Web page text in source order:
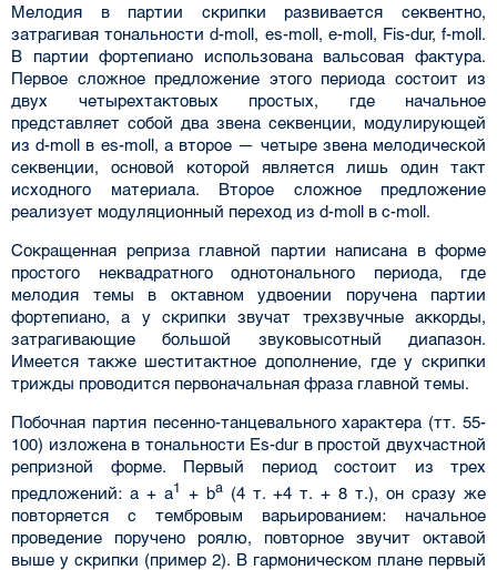
Мелодия в партии скрипки развивается секвентно,
затрагивая тональности d-moll, es-moll, e-moll, Fis-dur, f-moll.
В партии фортепиано использована вальсовая фактура.
Первое сложное предложение этого периода состоит из
двух четырехтактовых простых, где начальное
представляет собой два звена секвенции, модулирующей
из d-moll в es-moll, а второе — четыре звена мелодической
секвенции, основой которой является лишь один такт
исходного материала. Второе сложное предложение
реализует модуляционный переход из d-moll в c-moll.
Сокращенная реприза главной партии написана в форме
простого неквадратного однотонального периода, где
мелодия темы в октавном удвоении поручена партии
фортепиано, а у скрипки звучат трехзвучные аккорды,
затрагивающие большой звуковысотный диапазон.
Имеется также шеститактное дополнение, где у скрипки
трижды проводится первоначальная фраза главной темы.
Побочная партия песенно-танцевального характера (тт. 55-
100) изложена в тональности Es-dur в простой двухчастной
репризной форме. Первый период состоит из трех
предложений: a + a1 + ba(4 т. +4 т. + 8 т.), он сразу же
повторяется с тембровым варьированием: начальное
проведение поручено роялю, повторное звучит октавой
выше у скрипки (пример 2). В гармоническом плане первый